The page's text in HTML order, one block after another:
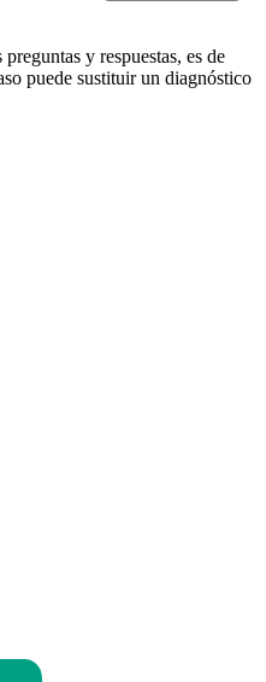
y respuestas, es de
puede sustituir un diagnóstico